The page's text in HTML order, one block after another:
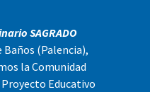
SAGRADO
Baños (Palencia),
la Comunidad
Educativo